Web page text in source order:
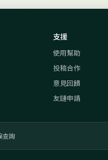
支援
使用幫助
投稿合作
意見回饋
友鏈申請
查詢